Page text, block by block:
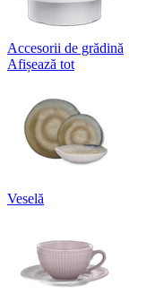
Accesorii de grădină
Afișează tot
Veselă